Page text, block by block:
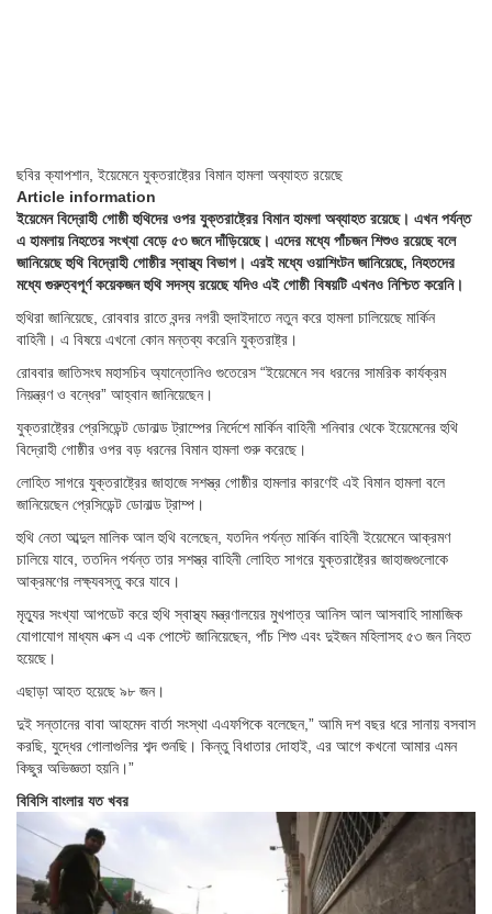
ছবির ক্যাপশান,ইয়েমেনে যুক্তরাষ্ট্রের বিমান হামলা অব্যাহত রয়েছে
Article information
ইয়েমেন বিদ্রোহী গোষ্ঠী হুথিদের ওপর যুক্তরাষ্ট্রের বিমান হামলা অব্যাহত রয়েছে। এখন পর্যন্ত
এ হামলায় নিহতের সংখ্যা বেড়ে ৫৩ জনে দাঁড়িয়েছে। এদের মধ্যে পাঁচজন শিশুও রয়েছে বলে
জানিয়েছে হুথি বিদ্রোহী গোষ্ঠীর স্বাস্থ্য বিভাগ। এরই মধ্যে ওয়াশিংটন জানিয়েছে, নিহতদের
মধ্যে গুরুত্বপূর্ণ কয়েকজন হুথি সদস্য রয়েছে যদিও এই গোষ্ঠী বিষয়টি এখনও নিশ্চিত করেনি।
হুথিরা জানিয়েছে, রোববার রাতে বন্দর নগরী হুদাইদাতে নতুন করে হামলা চালিয়েছে মার্কিন
বাহিনী। এ বিষয়ে এখনো কোন মন্তব্য করেনি যুক্তরাষ্ট্র।
রোববার জাতিসংঘ মহাসচিব অ্যান্তোনিও গুতেরেস “ইয়েমেনে সব ধরনের সামরিক কার্যক্রম
নিয়ন্ত্রণ ও বন্ধের” আহ্বান জানিয়েছেন।
যুক্তরাষ্ট্রের প্রেসিডেন্ট ডোনাল্ড ট্রাম্পের নির্দেশে মার্কিন বাহিনী শনিবার থেকে ইয়েমেনের হুথি
বিদ্রোহী গোষ্ঠীর ওপর বড় ধরনের বিমান হামলা শুরু করেছে।
লোহিত সাগরে যুক্তরাষ্ট্রের জাহাজে সশস্ত্র গোষ্ঠীর হামলার কারণেই এই বিমান হামলা বলে
জানিয়েছেন প্রেসিডেন্ট ডোনাল্ড ট্রাম্প।
হুথি নেতা আব্দুল মালিক আল হুথি বলেছেন, যতদিন পর্যন্ত মার্কিন বাহিনী ইয়েমেনে আক্রমণ
চালিয়ে যাবে, ততদিন পর্যন্ত তার সশস্ত্র বাহিনী লোহিত সাগরে যুক্তরাষ্ট্রের জাহাজগুলোকে
আক্রমণের লক্ষ্যবস্তু করে যাবে।
মৃত্যুর সংখ্যা আপডেট করে হুথি স্বাস্থ্য মন্ত্রণালয়ের মুখপাত্র আনিস আল আসবাহি সামাজিক
যোগাযোগ মাধ্যম এক্স এ এক পোস্টে জানিয়েছেন, পাঁচ শিশু এবং দুইজন মহিলাসহ ৫৩ জন নিহত
হয়েছে।
এছাড়া আহত হয়েছে ৯৮ জন।
দুই সন্তানের বাবা আহমেদ বার্তা সংস্থা এএফপিকে বলেছেন,” আমি দশ বছর ধরে সানায় বসবাস
করছি, যুদ্ধের গোলাগুলির শব্দ শুনছি। কিন্তু বিধাতার দোহাই, এর আগে কখনো আমার এমন
কিছুর অভিজ্ঞতা হয়নি।”
বিবিসি বাংলার যত খবর